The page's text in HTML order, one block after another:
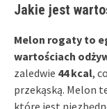
Jakie jest
Melon rogaty to
wartościach
zaledwie 44 kcal,
przekąską. Melon
które jest